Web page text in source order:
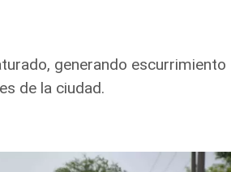
y Chacramonte, donde se
generando escurrimiento
de la ciudad.